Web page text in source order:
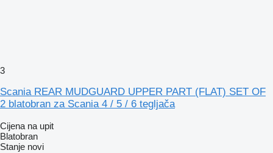
3
Scania REAR MUDGUARD UPPER PART (FLAT) SET OF
2 blatobran za Scania 4 / 5 / 6 tegljača
Cijena na upit
Blatobran
Stanje novi